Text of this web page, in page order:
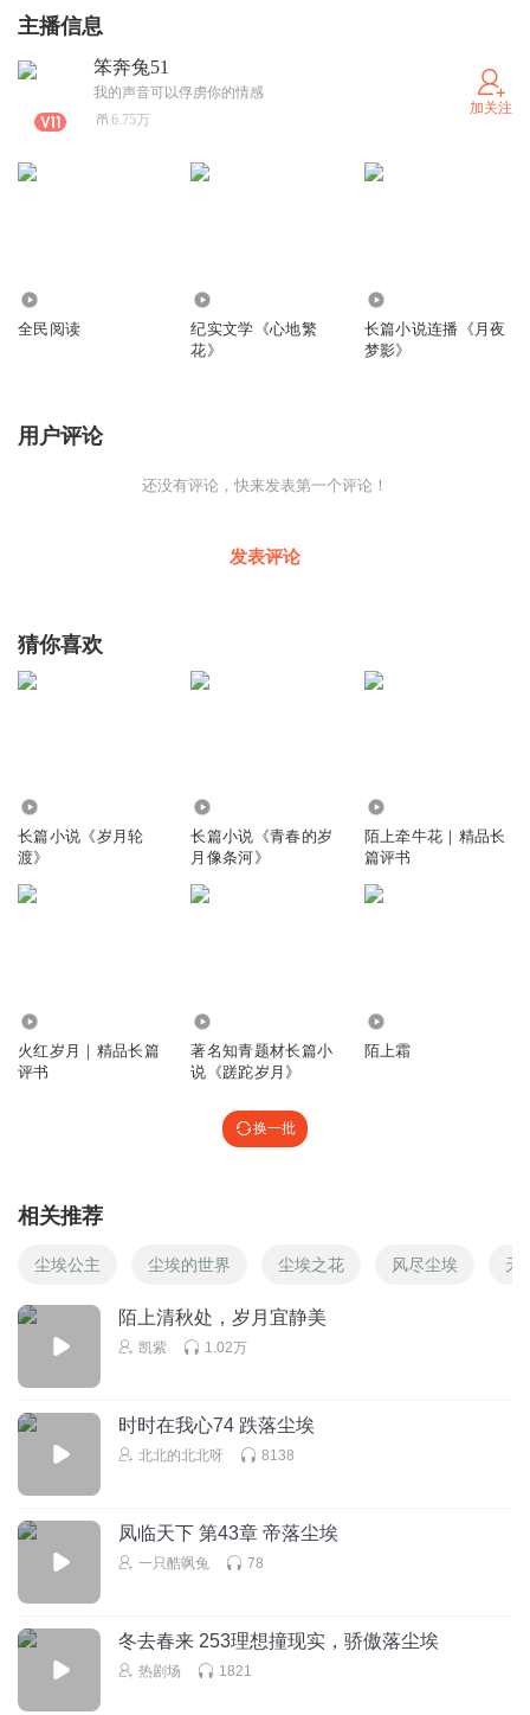
主播信息
笨奔兔51
我的声音可以俘虏你的情感
6.75万
加关注
全民阅读
纪实文学《心地繁
花》
长篇小说连播《月夜
梦影》
用户评论
还没有评论，快来发表第一个评论！
发表评论
猜你喜欢
长篇小说《岁月轮
渡》
长篇小说《青春的岁
月像条河》
陌上牵牛花｜精品长
篇评书
火红岁月｜精品长篇
评书
著名知青题材长篇小
说《蹉跎岁月》
陌上霜
换一批
相关推荐
尘埃公主 尘埃的世界 尘埃之花 风尽尘埃 天
陌上清秋处，岁月宜静美
凯紫 1.02万
时时在我心74 跌落尘埃
北北的北北呀 8138
凤临天下 第43章 帝落尘埃
一只酷飒兔 78
冬去春来 253理想撞现实，骄傲落尘埃
热剧场 1821